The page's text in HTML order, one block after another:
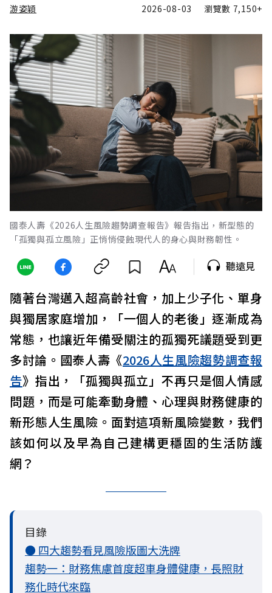
游姿穎 2026-08-03 瀏覽數 7,150+
國泰人壽《2026人生風險趨勢調查報告》報告指出，新型態的
「孤獨與孤立風險」正悄悄侵蝕現代人的身心與財務韌性。
聽遠見
隨著台灣邁入超高齡社會，加上少子化、單身
與獨居家庭增加，「一個人的老後」逐漸成為
常態，也讓近年備受關注的孤獨死議題受到更
多討論。國泰人壽《2026人生風險趨勢調查報
告》指出，「孤獨與孤立」不再只是個人情感
問題，而是可能牽動身體、心理與財務健康的
新形態人生風險。面對這項新風險變數，我們
該如何以及早為自己建構更穩固的生活防護
網？
目錄
● 四大趨勢看見風險版圖大洗牌
趨勢一：財務焦慮首度超車身體健康，長照財
務化時代來臨